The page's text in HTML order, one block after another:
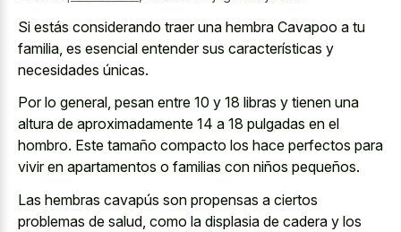
Si estás considerando traer una hembra Cavapoo a tu
familia, es esencial entender sus características y
necesidades únicas.
Por lo general, pesan entre 10 y 18 libras y tienen una
altura de aproximadamente 14 a 18 pulgadas en el
hombro. Este tamaño compacto los hace perfectos para
vivir en apartamentos o familias con niños pequeños.
Las hembras cavapús son propensas a ciertos
problemas de salud, como la displasia de cadera y los